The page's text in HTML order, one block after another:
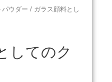
パウダー / ガラス顔料とし
してのク